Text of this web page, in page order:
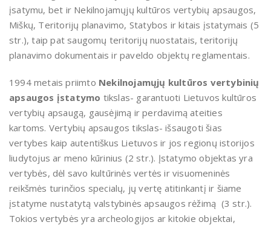
įsatymu, bet ir Nekilnojamųjų kultūros vertybių apsaugos,
Miškų, Teritorijų planavimo, Statybos ir kitais įstatymais (5
str.), taip pat saugomų teritorijų nuostatais, teritorijų
planavimo dokumentais ir paveldo objektų reglamentais.
1994 metais priimto Nekilnojamųjų kultūros vertybinių
apsaugos įstatymo tikslas- garantuoti Lietuvos kultūros
vertybių apsaugą, gausėjimą ir perdavimą ateities
kartoms. Vertybių apsaugos tikslas- išsaugoti šias
vertybes kaip autentiškus Lietuvos ir jos regionų istorijos
liudytojus ar meno kūrinius (2 str.). Įstatymo objektas yra
vertybės, dėl savo kultūrinės vertės ir visuomeninės
reikšmės turinčios specialų, jų vertę atitinkantį ir šiame
įstatyme nustatytą valstybinės apsaugos rėžimą (3 str.).
Tokios vertybės yra archeologijos ar kitokie objektai,